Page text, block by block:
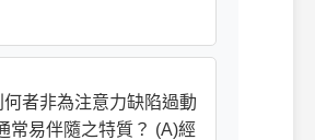
何者非為注意力缺陷過動
常易伴隨之特質？ (A)經